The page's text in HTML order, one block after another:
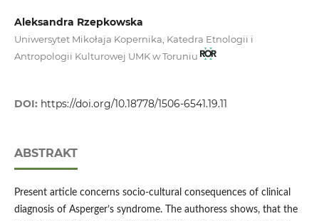
Aleksandra Rzepkowska
Uniwersytet Mikołaja Kopernika, Katedra Etnologii i
Antropologii Kulturowej UMK w Toruniu
DOI: https://doi.org/10.18778/1506-6541.19.11
ABSTRAKT
Present article concerns socio-cultural consequences of clinical
diagnosis of Asperger’s syndrome. The authoress shows, that the